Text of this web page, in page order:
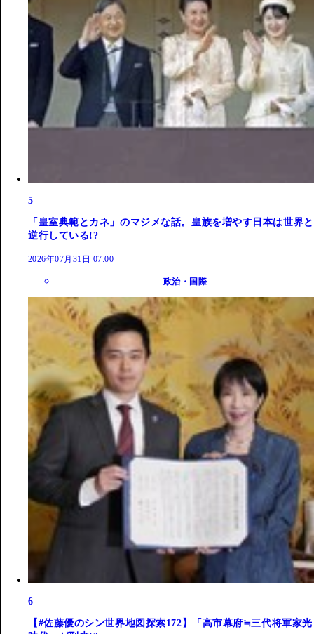
5
「皇室典範とカネ」のマジメな話。皇族を増やす日本は世界と
逆行している!?
2026年07月31日 07:00
政治・国際
6
【#佐藤優のシン世界地図探索172】「高市幕府≒三代将軍家光